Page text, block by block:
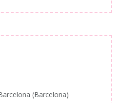
(Barcelona)